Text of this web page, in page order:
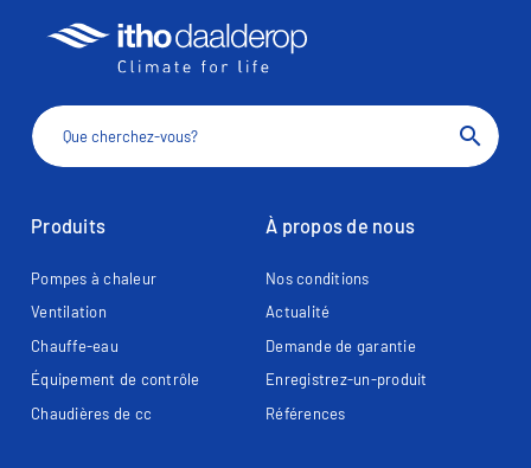
search
Produits
Pompes à chaleur
Ventilation
Chauffe-eau
Équipement de contrôle
Chaudières de cc
À propos de nous
Nos conditions
Actualité
Demande de garantie
Enregistrez-un-produit
Références